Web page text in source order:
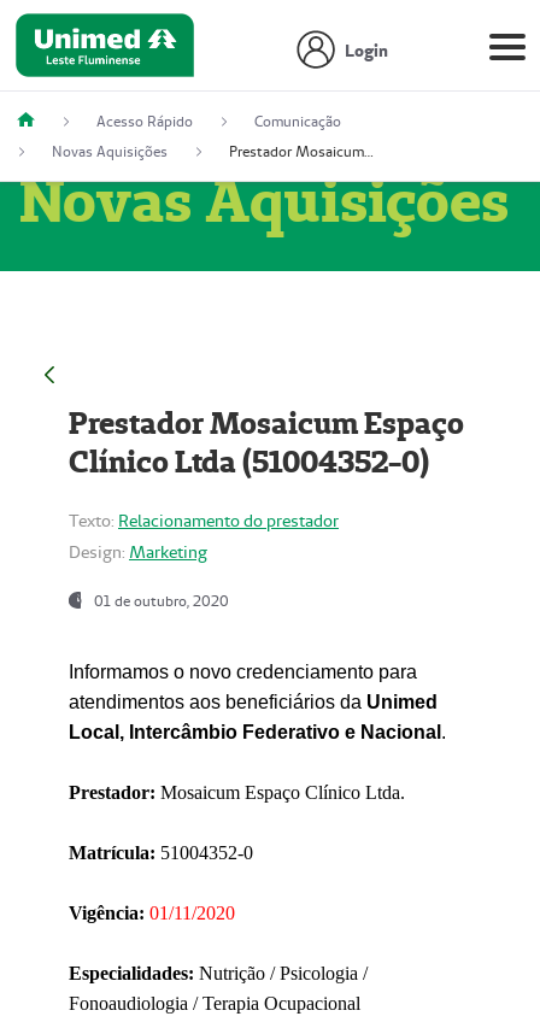
Login
Acesso Rápido
Comunicação
Novas Aquisições
Prestador Mosaicum Espaço Clínico Ltda (51004352-0)
Novas Aquisições
Prestador Mosaicum Espaço
Clínico Ltda (51004352-0)
Texto: Relacionamento do prestador
Design: Marketing
01 de outubro, 2020
Informamos o novo credenciamento para
atendimentos aos beneficiários da Unimed
Local, Intercâmbio Federativo e Nacional .
Prestador: Mosaicum Espaço Clínico Ltda.
Matrícula: 51004352-0
Vigência: 01/11/2020
Especialidades: Nutrição / Psicologia /
Fonoaudiologia / Terapia Ocupacional